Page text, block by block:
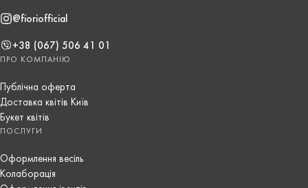
@fioriofficial
+38 (067) 506 41 01
ПРО КОМПАНІЮ
Публічна оферта
Доставка квітів Київ
Букет квітів
ПОСЛУГИ
Оформлення весіль
Колаборація